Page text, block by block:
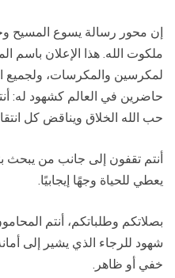
إن محور رسالة يسوع المسيح
ملكوت الله. هذا الإعلان باسم
لمكرسين والمكرسات، ولجميع
حاضرين في العالم كشهود له:
حب الله الخلاق ويناقض كل
أنتم تقفون إلى جانب من
يعطي للحياة وجهًا إيجابيًا.
بصلاتكم وطلباتكم، أنتم
شهود للرجاء الذي يشير إلى
خفي أو ظاهر.